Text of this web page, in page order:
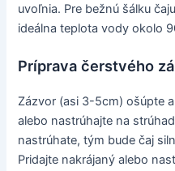
uvoľnia. Pre bežnú šálku
ideálna teplota vody okolo
Príprava čerstvého
Zázvor (asi 3-5cm) ošúpte
alebo nastrúhajte na
nastrúhate, tým bude čaj
Pridajte nakrájaný alebo